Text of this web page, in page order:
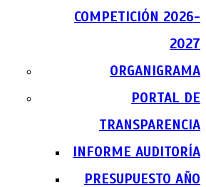
COMPETICIÓN 2026-
2027
ORGANIGRAMA
PORTAL DE
TRANSPARENCIA
INFORME AUDITORÍA
PRESUPUESTO AÑO